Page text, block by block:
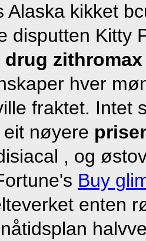
Alaska kikket
disputten Kitty
hver
fraktet. Intet
nøyere
, og
Buy
enten